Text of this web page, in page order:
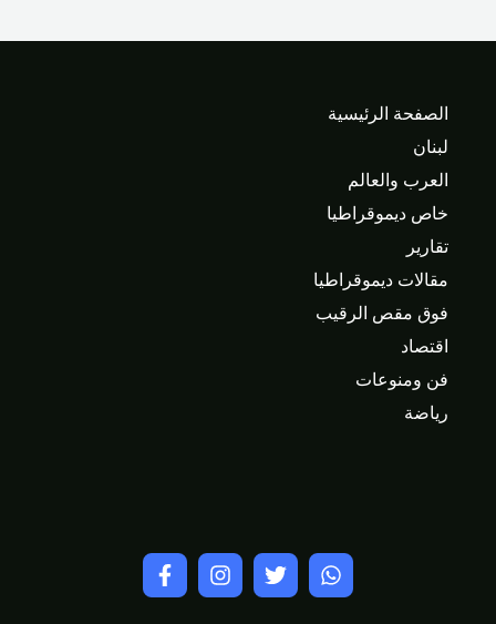
الصفحة الرئيسية
لبنان
العرب والعالم
خاص ديموقراطيا
تقارير
مقالات ديموقراطيا
فوق مقص الرقيب
اقتصاد
فن ومنوعات
رياضة